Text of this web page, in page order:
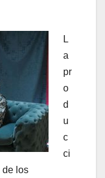
L
a
pr
o
d
u
c
ci
de los